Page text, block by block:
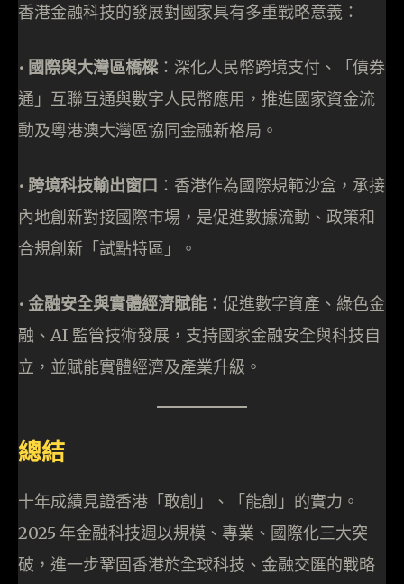
香港金融科技的發展對國家具有多重戰略意義：
•⁠ 國際與大灣區橋樑：深化人民幣跨境支付、「債券
通」互聯互通與數字人民幣應用，推進國家資金流
動及粵港澳大灣區協同金融新格局。
•⁠ ⁠跨境科技輸出窗口 ：香港作為國際規範沙盒，承接
內地創新對接國際市場，是促進數據流動、政策和
合規創新「試點特區」。
•⁠ ⁠金融安全與實體經濟賦能 ：促進數字資產、綠色金
融、AI 監管技術發展，支持國家金融安全與科技自
立，並賦能實體經濟及產業升級。
總結
十年成績見證香港「敢創」、「能創」的實力。
2025 年金融科技週以規模、專業、國際化三大突
破，進一步鞏固香港於全球科技、金融交匯的戰略